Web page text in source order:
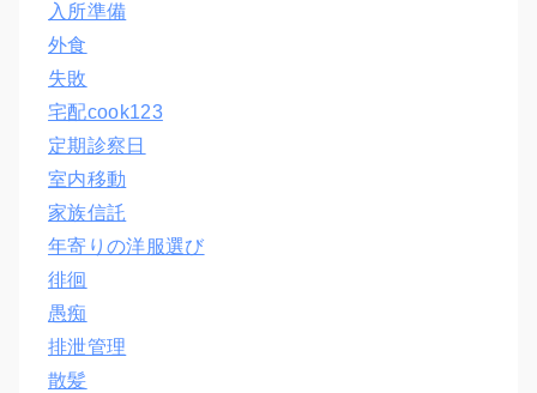
入所準備
外食
失敗
宅配cook123
定期診察日
室内移動
家族信託
年寄りの洋服選び
徘徊
愚痴
排泄管理
散髪